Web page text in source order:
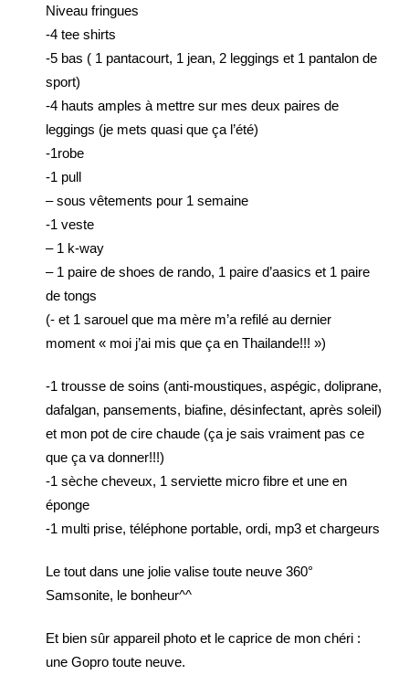
Niveau fringues
-4 tee shirts
-5 bas ( 1 pantacourt, 1 jean, 2 leggings et 1 pantalon de
sport)
-4 hauts amples à mettre sur mes deux paires de
leggings (je mets quasi que ça l’été)
-1robe
-1 pull
– sous vêtements pour 1 semaine
-1 veste
– 1 k-way
– 1 paire de shoes de rando, 1 paire d’aasics et 1 paire
de tongs
(- et 1 sarouel que ma mère m’a refilé au dernier
moment « moi j’ai mis que ça en Thailande!!! »)
-1 trousse de soins (anti-moustiques, aspégic, doliprane,
dafalgan, pansements, biafine, désinfectant, après soleil)
et mon pot de cire chaude (ça je sais vraiment pas ce
que ça va donner!!!)
-1 sèche cheveux, 1 serviette micro fibre et une en
éponge
-1 multi prise, téléphone portable, ordi, mp3 et chargeurs
Le tout dans une jolie valise toute neuve 360°
Samsonite, le bonheur^^
Et bien sûr appareil photo et le caprice de mon chéri :
une Gopro toute neuve.